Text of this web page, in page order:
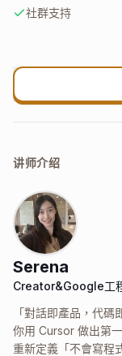
社群支持
讲师介绍
Serena
Creator&Google工
「對話即產品，代
你用 Cursor 做出第
重新定義「不會寫程